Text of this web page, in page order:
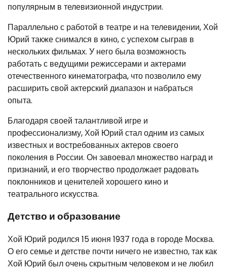
популярным в телевизионной индустрии.
Параллельно с работой в театре и на телевидении, Хой
Юрий также снимался в кино, с успехом сыграв в
нескольких фильмах. У него была возможность
работать с ведущими режиссерами и актерами
отечественного кинематографа, что позволило ему
расширить свой актерский диапазон и набраться
опыта.
Благодаря своей талантливой игре и
профессионализму, Хой Юрий стал одним из самых
известных и востребованных актеров своего
поколения в России. Он завоевал множество наград и
признаний, и его творчество продолжает радовать
поклонников и ценителей хорошего кино и
театрального искусства.
Детство и образование
Хой Юрий родился 15 июня 1937 года в городе Москва.
О его семье и детстве почти ничего не известно, так как
Хой Юрий был очень скрытным человеком и не любил